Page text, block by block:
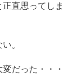
直思ってしま
。
だった・・・